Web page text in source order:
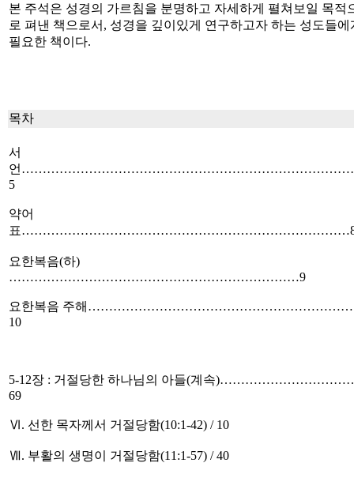
본 주석은 성경의 가르침을 분명하고 자세하게 펼쳐보일 목적
로 펴낸 책으로서, 성경을 깊이있게 연구하고자 하는 성도들에
필요한 책이다.
목차
서
언
5
약어
표
요한복음(하)
……………………………………………………………9
요한복음 주해………………………………………………………
10
5-12장 : 거절당한 하나님의 아들(계속
69
Ⅵ. 선한 목자께서 거절당함(10:1-42) / 10
Ⅶ. 부활의 생명이 거절당함(11:1-57) / 40